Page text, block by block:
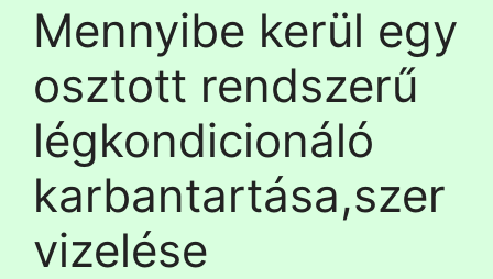
Mennyibe kerül egy
osztott rendszerű
légkondicionáló
karbantartása,szer
vizelése